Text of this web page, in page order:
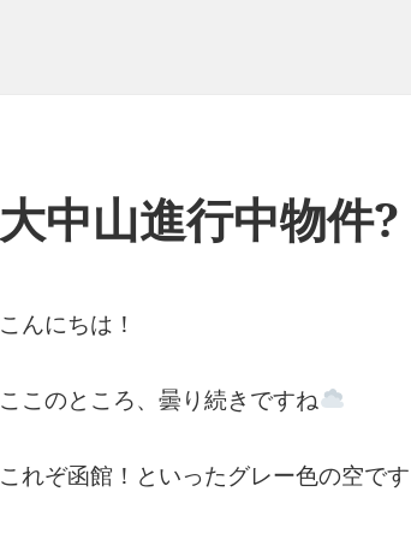
大中山進行中物
こんにちは！
ここのところ、曇り続きですね
これぞ函館！といったグレー色の空で